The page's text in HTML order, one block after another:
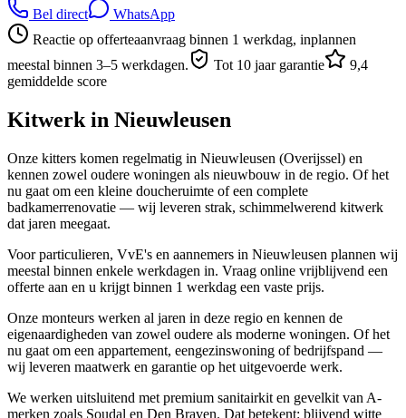
Bel direct
WhatsApp
Reactie op offerteaanvraag binnen 1 werkdag, inplannen
meestal binnen 3–5 werkdagen.
Tot 10 jaar garantie
9,4
gemiddelde score
Kitwerk in Nieuwleusen
Onze kitters komen regelmatig in Nieuwleusen (Overijssel) en
kennen zowel oudere woningen als nieuwbouw in de regio. Of het
nu gaat om een kleine doucheruimte of een complete
badkamerrenovatie — wij leveren strak, schimmelwerend kitwerk
dat jaren meegaat.
Voor particulieren, VvE's en aannemers in Nieuwleusen plannen wij
meestal binnen enkele werkdagen in. Vraag online vrijblijvend een
offerte aan en u krijgt binnen 1 werkdag een vaste prijs.
Onze monteurs werken al jaren in deze regio en kennen de
eigenaardigheden van zowel oudere als moderne woningen. Of het
nu gaat om een appartement, eengezinswoning of bedrijfspand —
wij leveren maatwerk en garantie op het uitgevoerde werk.
We werken uitsluitend met premium sanitairkit en gevelkit van A-
merken zoals Soudal en Den Braven. Dat betekent: blijvend witte